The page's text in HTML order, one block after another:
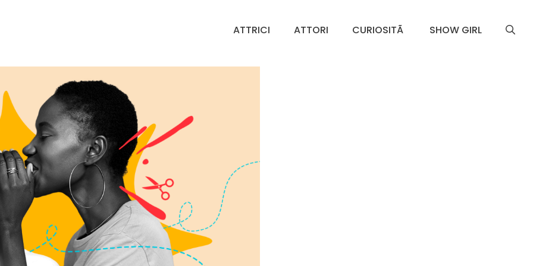
ATTRICI ATTORI CURIOSITÃ SHOW GIRL